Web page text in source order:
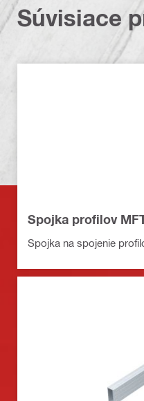
Súvisiace
Spojka profilov
Spojka na spojenie